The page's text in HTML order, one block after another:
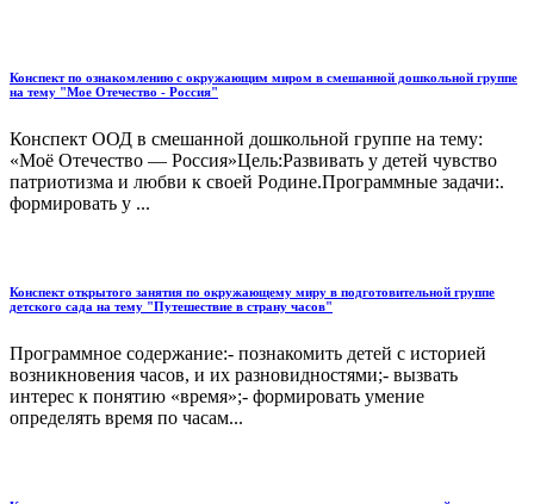
Конспект по ознакомлению с окружающим миром в смешанной дошкольной группе
на тему "Мое Отечество - Россия"
Конспект ООД в смешанной дошкольной группе на тему:
«Моё Отечество — Россия»Цель:Развивать у детей чувство
патриотизма и любви к своей Родине.Программные задачи:.
формировать у ...
Конспект открытого занятия по окружающему миру в подготовительной группе
детского сада на тему "Путешествие в страну часов"
Программное содержание:- познакомить детей с историей
возникновения часов, и их разновидностями;- вызвать
интерес к понятию «время»;- формировать умение
определять время по часам...